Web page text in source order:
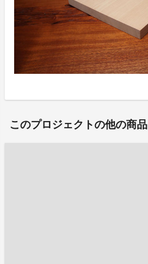
このプロジェクトの他の商品